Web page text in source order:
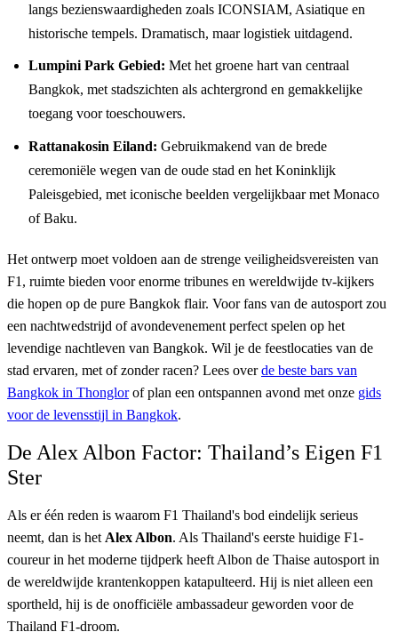
langs bezienswaardigheden zoals ICONSIAM, Asiatique en
historische tempels. Dramatisch, maar logistiek uitdagend.
Lumpini Park Gebied: Met het groene hart van centraal
Bangkok, met stadszichten als achtergrond en gemakkelijke
toegang voor toeschouwers.
Rattanakosin Eiland: Gebruikmakend van de brede
ceremoniële wegen van de oude stad en het Koninklijk
Paleisgebied, met iconische beelden vergelijkbaar met Monaco
of Baku.
Het ontwerp moet voldoen aan de strenge veiligheidsvereisten van
F1, ruimte bieden voor enorme tribunes en wereldwijde tv-kijkers
die hopen op de pure Bangkok flair. Voor fans van de autosport zou
een nachtwedstrijd of avondevenement perfect spelen op het
levendige nachtleven van Bangkok. Wil je de feestlocaties van de
stad ervaren, met of zonder racen? Lees overde beste bars van
Bangkok in Thonglorof plan een ontspannen avond met onze gids
voor de levensstijl in Bangkok.
De Alex Albon Factor: Thailand’s Eigen F1
Ster
Als er één reden is waarom F1 Thailand's bod eindelijk serieus
neemt, dan is het Alex Albon. Als Thailand's eerste huidige F1-
coureur in het moderne tijdperk heeft Albon de Thaise autosport in
de wereldwijde krantenkoppen katapulteerd. Hij is niet alleen een
sportheld, hij is de onofficiële ambassadeur geworden voor de
Thailand F1-droom.